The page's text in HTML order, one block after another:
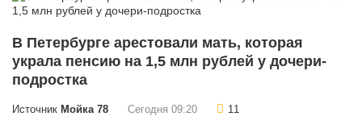
В Петербурге арестовали мать, которая
украла пенсию на 1,5 млн рублей у дочери-
подростка
Источник Мойка 78 Сегодня 09:20 11